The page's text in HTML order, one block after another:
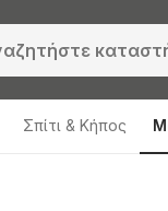
Σπίτι & Κήπος